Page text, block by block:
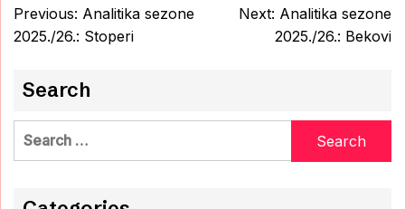
Post
navigation
Previous: Analitika sezone
2025./26.: Stoperi
Next: Analitika sezone
2025./26.: Bekovi
Search
Search